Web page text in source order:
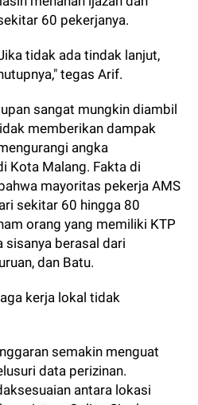
60 pekerjanya.
tidak ada tindak lanjut,
tegas Arif.
sangat mungkin diambil
memberikan dampak
angka
Kota Malang. Fakta di
mayoritas pekerja AMS
sekitar 60 hingga 80
orang yang memiliki KTP
sisanya berasal dari
dan Batu.
kerja lokal tidak
semakin menguat
data perizinan.
antara lokasi